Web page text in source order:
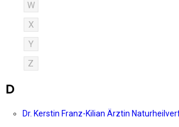
W
X
Y
Z
D
Dr. Kerstin Franz-Kilian Ärztin